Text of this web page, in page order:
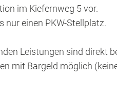
im Kiefernweg 5 vor.
nur einen PKW-Stellplatz.
Leistungen sind direkt
mit Bargeld möglich